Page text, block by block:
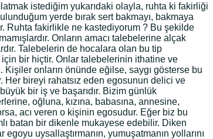
istediğim yukarıdaki olayla, ruhta ki fakirliği
yerde bırak sert bakmayı, bakmaya
Ruhta fakirlikle ne kastediyorum ? Bu şekilde
Onların amacı talebelerine alçak
Talebelerin de hocalara olan bu tip
için bir hiçtir. Onlar talebelerinin ithatine ve
Kişiler onların önünde eğilse, saygı gösterse bu
Her bireyi rahatsız eden egosunun delici ve
bir iş ve başarıdır. Bizim günlük
oğluna, kızına, babasına, annesine,
acı veren o kişinin egosudur. Eğer biz bu
batan bir dikenle mukayese edebilir. Diken
uysallaştırmanın, yumuşatmanın yollarını